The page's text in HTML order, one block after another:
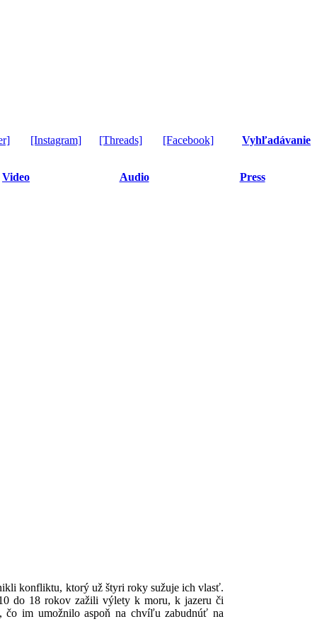
[Instagram] [Threads] [Facebook] Vyhľadávanie
Video Audio Press
konfliktu, ktorý už štyri roky sužuje ich vlasť.
do 18 rokov zažili výlety k moru, k jazeru či
čo im umožnilo aspoň na chvíľu zabudnúť na